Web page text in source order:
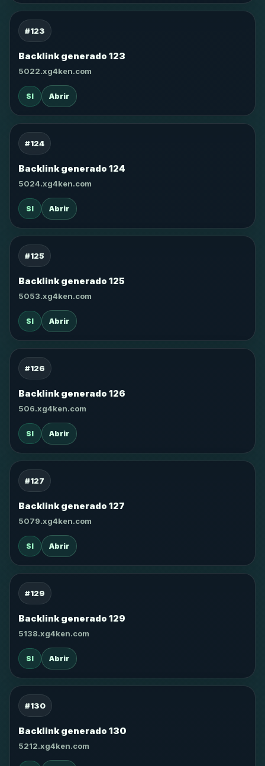
#123
Backlink generado 123
5022.xg4ken.com
SI Abrir
#124
Backlink generado 124
5024.xg4ken.com
SI Abrir
#125
Backlink generado 125
5053.xg4ken.com
SI Abrir
#126
Backlink generado 126
506.xg4ken.com
SI Abrir
#127
Backlink generado 127
5079.xg4ken.com
SI Abrir
#129
Backlink generado 129
5138.xg4ken.com
SI Abrir
#130
Backlink generado 130
5212.xg4ken.com